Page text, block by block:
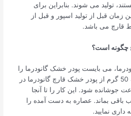
تولید می شوند. بنابراین برای
زمان قبل از تولید اسپور و قبل از
قارچ می باشد.
چگونه است؟
می بایست پودر خشک گانودرما را
جوشاند. به این صورت که 50 گرم از پودر خشک قارچ گانودرما در
آب به مدت 4 ساعت جوشانده شود. این کار را تا آنجا
آب باقی بماند. عصاره به دست آمده را
نمایید.